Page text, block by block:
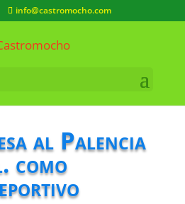
info@castromocho.com
al Palencia
como